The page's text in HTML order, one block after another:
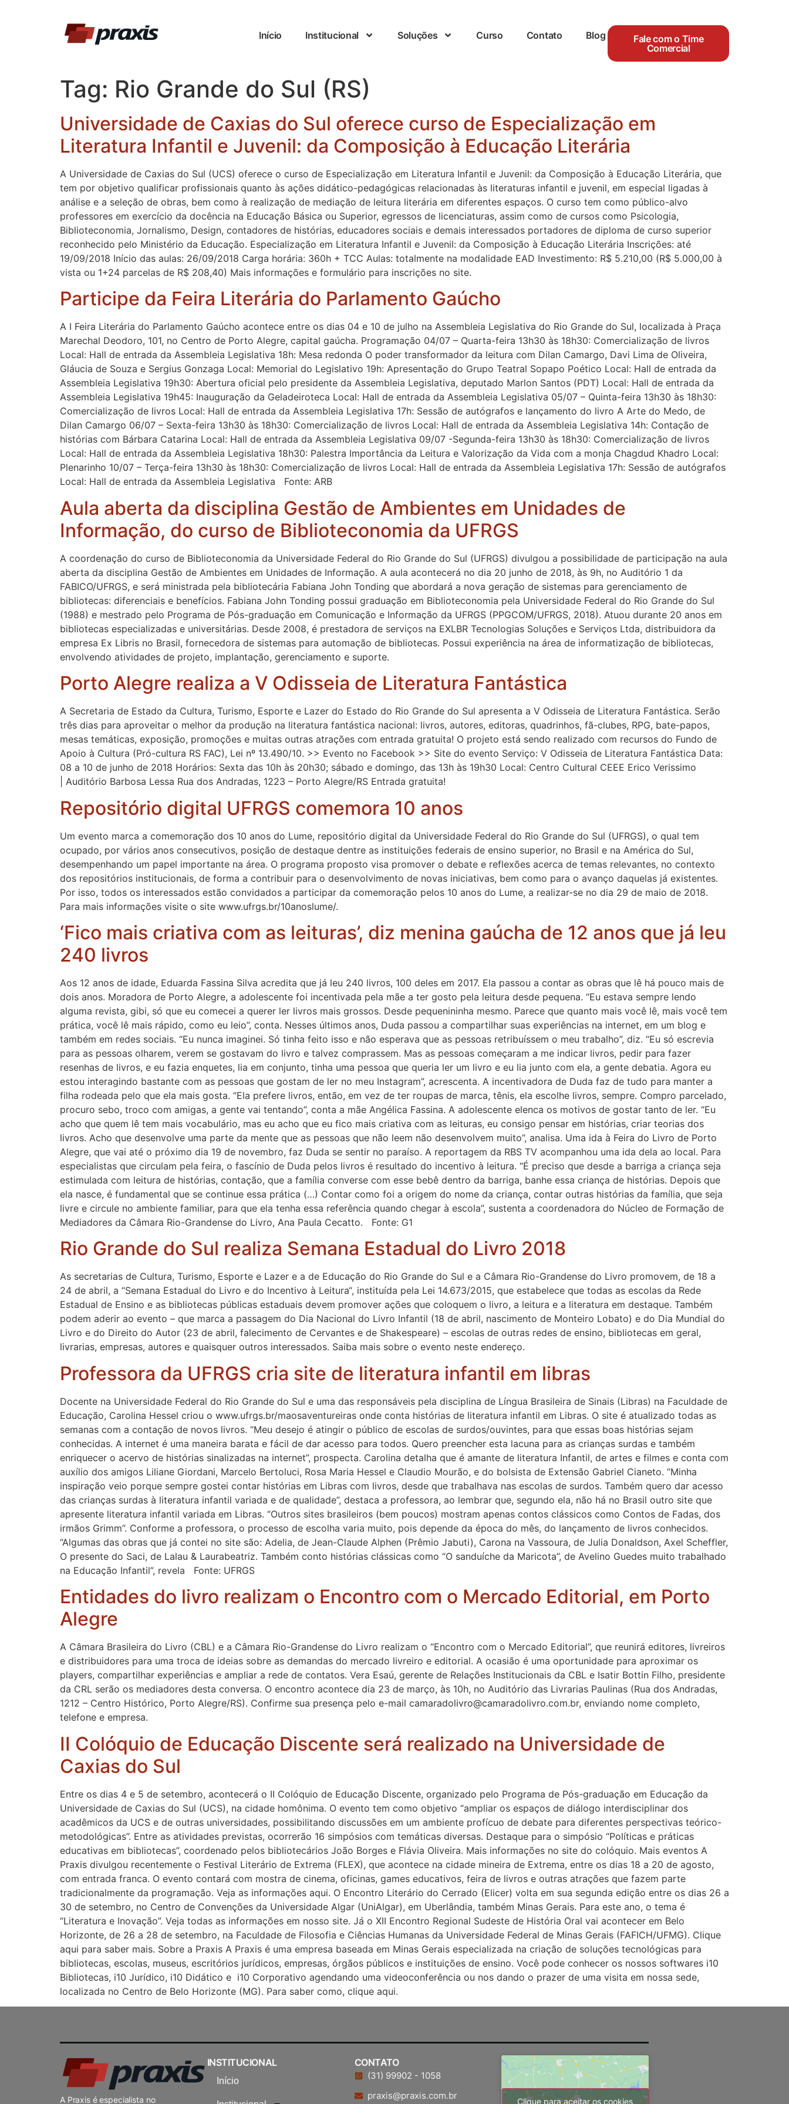
Início Institucional Soluções Curso Contato Blog
Fale com o Time
Comercial
Tag: Rio Grande do Sul (RS)
Universidade de Caxias do Sul oferece curso de Especialização em
Literatura Infantil e Juvenil: da Composição à Educação Literária
A Universidade de Caxias do Sul (UCS) oferece o curso de Especialização em Literatura Infantil e Juvenil: da Composição à Educação Literária, que
tem por objetivo qualificar profissionais quanto às ações didático-pedagógicas relacionadas às literaturas infantil e juvenil, em especial ligadas à
análise e a seleção de obras, bem como à realização de mediação de leitura literária em diferentes espaços. O curso tem como público-alvo
professores em exercício da docência na Educação Básica ou Superior, egressos de licenciaturas, assim como de cursos como Psicologia,
Biblioteconomia, Jornalismo, Design, contadores de histórias, educadores sociais e demais interessados portadores de diploma de curso superior
reconhecido pelo Ministério da Educação. Especialização em Literatura Infantil e Juvenil: da Composição à Educação Literária Inscrições: até
19/09/2018 Início das aulas: 26/09/2018 Carga horária: 360h + TCC Aulas: totalmente na modalidade EAD Investimento: R$ 5.210,00 (R$ 5.000,00 à
vista ou 1+24 parcelas de R$ 208,40) Mais informações e formulário para inscrições no site.
Participe da Feira Literária do Parlamento Gaúcho
A I Feira Literária do Parlamento Gaúcho acontece entre os dias 04 e 10 de julho na Assembleia Legislativa do Rio Grande do Sul, localizada à Praça
Marechal Deodoro, 101, no Centro de Porto Alegre, capital gaúcha. Programação 04/07 – Quarta-feira 13h30 às 18h30: Comercialização de livros
Local: Hall de entrada da Assembleia Legislativa 18h: Mesa redonda O poder transformador da leitura com Dilan Camargo, Davi Lima de Oliveira,
Gláucia de Souza e Sergius Gonzaga Local: Memorial do Legislativo 19h: Apresentação do Grupo Teatral Sopapo Poético Local: Hall de entrada da
Assembleia Legislativa 19h30: Abertura oficial pelo presidente da Assembleia Legislativa, deputado Marlon Santos (PDT) Local: Hall de entrada da
Assembleia Legislativa 19h45: Inauguração da Geladeiroteca Local: Hall de entrada da Assembleia Legislativa 05/07 – Quinta-feira 13h30 às 18h30:
Comercialização de livros Local: Hall de entrada da Assembleia Legislativa 17h: Sessão de autógrafos e lançamento do livro A Arte do Medo, de
Dilan Camargo 06/07 – Sexta-feira 13h30 às 18h30: Comercialização de livros Local: Hall de entrada da Assembleia Legislativa 14h: Contação de
histórias com Bárbara Catarina Local: Hall de entrada da Assembleia Legislativa 09/07 -Segunda-feira 13h30 às 18h30: Comercialização de livros
Local: Hall de entrada da Assembleia Legislativa 18h30: Palestra Importância da Leitura e Valorização da Vida com a monja Chagdud Khadro Local:
Plenarinho 10/07 – Terça-feira 13h30 às 18h30: Comercialização de livros Local: Hall de entrada da Assembleia Legislativa 17h: Sessão de autógrafos
Local: Hall de entrada da Assembleia Legislativa Fonte: ARB
Aula aberta da disciplina Gestão de Ambientes em Unidades de
Informação, do curso de Biblioteconomia da UFRGS
A coordenação do curso de Biblioteconomia da Universidade Federal do Rio Grande do Sul (UFRGS) divulgou a possibilidade de participação na aula
aberta da disciplina Gestão de Ambientes em Unidades de Informação. A aula acontecerá no dia 20 junho de 2018, às 9h, no Auditório 1 da
FABICO/UFRGS, e será ministrada pela bibliotecária Fabiana John Tonding que abordará a nova geração de sistemas para gerenciamento de
bibliotecas: diferenciais e benefícios. Fabiana John Tonding possui graduação em Biblioteconomia pela Universidade Federal do Rio Grande do Sul
(1988) e mestrado pelo Programa de Pós-graduação em Comunicação e Informação da UFRGS (PPGCOM/UFRGS, 2018). Atuou durante 20 anos em
bibliotecas especializadas e universitárias. Desde 2008, é prestadora de serviços na EXLBR Tecnologias Soluções e Serviços Ltda, distribuidora da
empresa Ex Libris no Brasil, fornecedora de sistemas para automação de bibliotecas. Possui experiência na área de informatização de bibliotecas,
envolvendo atividades de projeto, implantação, gerenciamento e suporte.
Porto Alegre realiza a V Odisseia de Literatura Fantástica
A Secretaria de Estado da Cultura, Turismo, Esporte e Lazer do Estado do Rio Grande do Sul apresenta a V Odisseia de Literatura Fantástica. Serão
três dias para aproveitar o melhor da produção na literatura fantástica nacional: livros, autores, editoras, quadrinhos, fã-clubes, RPG, bate-papos,
mesas temáticas, exposição, promoções e muitas outras atrações com entrada gratuita! O projeto está sendo realizado com recursos do Fundo de
Apoio à Cultura (Pró-cultura RS FAC), Lei nº 13.490/10. >> Evento no Facebook >> Site do evento Serviço: V Odisseia de Literatura Fantástica Data:
08 a 10 de junho de 2018 Horários: Sexta das 10h às 20h30; sábado e domingo, das 13h às 19h30 Local: Centro Cultural CEEE Erico Verissimo
| Auditório Barbosa Lessa Rua dos Andradas, 1223 – Porto Alegre/RS Entrada gratuita!
Repositório digital UFRGS comemora 10 anos
Um evento marca a comemoração dos 10 anos do Lume, repositório digital da Universidade Federal do Rio Grande do Sul (UFRGS), o qual tem
ocupado, por vários anos consecutivos, posição de destaque dentre as instituições federais de ensino superior, no Brasil e na América do Sul,
desempenhando um papel importante na área. O programa proposto visa promover o debate e reflexões acerca de temas relevantes, no contexto
dos repositórios institucionais, de forma a contribuir para o desenvolvimento de novas iniciativas, bem como para o avanço daquelas já existentes.
Por isso, todos os interessados estão convidados a participar da comemoração pelos 10 anos do Lume, a realizar-se no dia 29 de maio de 2018.
Para mais informações visite o site www.ufrgs.br/10anoslume/.
‘Fico mais criativa com as leituras’, diz menina gaúcha de 12 anos que já leu
240 livros
Aos 12 anos de idade, Eduarda Fassina Silva acredita que já leu 240 livros, 100 deles em 2017. Ela passou a contar as obras que lê há pouco mais de
dois anos. Moradora de Porto Alegre, a adolescente foi incentivada pela mãe a ter gosto pela leitura desde pequena. “Eu estava sempre lendo
alguma revista, gibi, só que eu comecei a querer ler livros mais grossos. Desde pequenininha mesmo. Parece que quanto mais você lê, mais você tem
prática, você lê mais rápido, como eu leio”, conta. Nesses últimos anos, Duda passou a compartilhar suas experiências na internet, em um blog e
também em redes sociais. “Eu nunca imaginei. Só tinha feito isso e não esperava que as pessoas retribuíssem o meu trabalho”, diz. “Eu só escrevia
para as pessoas olharem, verem se gostavam do livro e talvez comprassem. Mas as pessoas começaram a me indicar livros, pedir para fazer
resenhas de livros, e eu fazia enquetes, lia em conjunto, tinha uma pessoa que queria ler um livro e eu lia junto com ela, a gente debatia. Agora eu
estou interagindo bastante com as pessoas que gostam de ler no meu Instagram”, acrescenta. A incentivadora de Duda faz de tudo para manter a
filha rodeada pelo que ela mais gosta. “Ela prefere livros, então, em vez de ter roupas de marca, tênis, ela escolhe livros, sempre. Compro parcelado,
procuro sebo, troco com amigas, a gente vai tentando”, conta a mãe Angélica Fassina. A adolescente elenca os motivos de gostar tanto de ler. “Eu
acho que quem lê tem mais vocabulário, mas eu acho que eu fico mais criativa com as leituras, eu consigo pensar em histórias, criar teorias dos
livros. Acho que desenvolve uma parte da mente que as pessoas que não leem não desenvolvem muito”, analisa. Uma ida à Feira do Livro de Porto
Alegre, que vai até o próximo dia 19 de novembro, faz Duda se sentir no paraíso. A reportagem da RBS TV acompanhou uma ida dela ao local. Para
especialistas que circulam pela feira, o fascínio de Duda pelos livros é resultado do incentivo à leitura. “É preciso que desde a barriga a criança seja
estimulada com leitura de histórias, contação, que a família converse com esse bebê dentro da barriga, banhe essa criança de histórias. Depois que
ela nasce, é fundamental que se continue essa prática (…) Contar como foi a origem do nome da criança, contar outras histórias da família, que seja
livre e circule no ambiente familiar, para que ela tenha essa referência quando chegar à escola”, sustenta a coordenadora do Núcleo de Formação de
Mediadores da Câmara Rio-Grandense do Livro, Ana Paula Cecatto. Fonte: G1
Rio Grande do Sul realiza Semana Estadual do Livro 2018
As secretarias de Cultura, Turismo, Esporte e Lazer e a de Educação do Rio Grande do Sul e a Câmara Rio-Grandense do Livro promovem, de 18 a
24 de abril, a “Semana Estadual do Livro e do Incentivo à Leitura“, instituída pela Lei 14.673/2015, que estabelece que todas as escolas da Rede
Estadual de Ensino e as bibliotecas públicas estaduais devem promover ações que coloquem o livro, a leitura e a literatura em destaque. Também
podem aderir ao evento – que marca a passagem do Dia Nacional do Livro Infantil (18 de abril, nascimento de Monteiro Lobato) e do Dia Mundial do
Livro e do Direito do Autor (23 de abril, falecimento de Cervantes e de Shakespeare) – escolas de outras redes de ensino, bibliotecas em geral,
livrarias, empresas, autores e quaisquer outros interessados. Saiba mais sobre o evento neste endereço.
Professora da UFRGS cria site de literatura infantil em libras
Docente na Universidade Federal do Rio Grande do Sul e uma das responsáveis pela disciplina de Língua Brasileira de Sinais (Libras) na Faculdade de
Educação, Carolina Hessel criou o www.ufrgs.br/maosaventureiras onde conta histórias de literatura infantil em Libras. O site é atualizado todas as
semanas com a contação de novos livros. “Meu desejo é atingir o público de escolas de surdos/ouvintes, para que essas boas histórias sejam
conhecidas. A internet é uma maneira barata e fácil de dar acesso para todos. Quero preencher esta lacuna para as crianças surdas e também
enriquecer o acervo de histórias sinalizadas na internet”, prospecta. Carolina detalha que é amante de literatura Infantil, de artes e filmes e conta com
auxílio dos amigos Liliane Giordani, Marcelo Bertoluci, Rosa Maria Hessel e Claudio Mourão, e do bolsista de Extensão Gabriel Cianeto. “Minha
inspiração veio porque sempre gostei contar histórias em Libras com livros, desde que trabalhava nas escolas de surdos. Também quero dar acesso
das crianças surdas à literatura infantil variada e de qualidade”, destaca a professora, ao lembrar que, segundo ela, não há no Brasil outro site que
apresente literatura infantil variada em Libras. “Outros sites brasileiros (bem poucos) mostram apenas contos clássicos como Contos de Fadas, dos
irmãos Grimm”. Conforme a professora, o processo de escolha varia muito, pois depende da época do mês, do lançamento de livros conhecidos.
“Algumas das obras que já contei no site são: Adelia, de Jean-Claude Alphen (Prêmio Jabuti), Carona na Vassoura, de Julia Donaldson, Axel Scheffler,
O presente do Saci, de Lalau & Laurabeatriz. Também conto histórias clássicas como “O sanduíche da Maricota”, de Avelino Guedes muito trabalhado
na Educação Infantil”, revela Fonte: UFRGS
Entidades do livro realizam o Encontro com o Mercado Editorial, em Porto
Alegre
A Câmara Brasileira do Livro (CBL) e a Câmara Rio-Grandense do Livro realizam o “Encontro com o Mercado Editorial”, que reunirá editores, livreiros
e distribuidores para uma troca de ideias sobre as demandas do mercado livreiro e editorial. A ocasião é uma oportunidade para aproximar os
players, compartilhar experiências e ampliar a rede de contatos. Vera Esaú, gerente de Relações Institucionais da CBL e Isatir Bottin Filho, presidente
da CRL serão os mediadores desta conversa. O encontro acontece dia 23 de março, às 10h, no Auditório das Livrarias Paulinas (Rua dos Andradas,
1212 – Centro Histórico, Porto Alegre/RS). Confirme sua presença pelo e-mail camaradolivro@camaradolivro.com.br, enviando nome completo,
telefone e empresa.
II Colóquio de Educação Discente será realizado na Universidade de
Caxias do Sul
Entre os dias 4 e 5 de setembro, acontecerá o II Colóquio de Educação Discente, organizado pelo Programa de Pós-graduação em Educação da
Universidade de Caxias do Sul (UCS), na cidade homônima. O evento tem como objetivo “ampliar os espaços de diálogo interdisciplinar dos
acadêmicos da UCS e de outras universidades, possibilitando discussões em um ambiente profícuo de debate para diferentes perspectivas teórico-
metodológicas”. Entre as atividades previstas, ocorrerão 16 simpósios com temáticas diversas. Destaque para o simpósio “Políticas e práticas
educativas em bibliotecas”, coordenado pelos bibliotecários João Borges e Flávia Oliveira. Mais informações no site do colóquio. Mais eventos A
Praxis divulgou recentemente o Festival Literário de Extrema (FLEX), que acontece na cidade mineira de Extrema, entre os dias 18 a 20 de agosto,
com entrada franca. O evento contará com mostra de cinema, oficinas, games educativos, feira de livros e outras atrações que fazem parte
tradicionalmente da programação. Veja as informações aqui. O Encontro Literário do Cerrado (Elicer) volta em sua segunda edição entre os dias 26 a
30 de setembro, no Centro de Convenções da Universidade Algar (UniAlgar), em Uberlândia, também Minas Gerais. Para este ano, o tema é
“Literatura e Inovação”. Veja todas as informações em nosso site. Já o XII Encontro Regional Sudeste de História Oral vai acontecer em Belo
Horizonte, de 26 a 28 de setembro, na Faculdade de Filosofia e Ciências Humanas da Universidade Federal de Minas Gerais (FAFICH/UFMG). Clique
aqui para saber mais. Sobre a Praxis A Praxis é uma empresa baseada em Minas Gerais especializada na criação de soluções tecnológicas para
bibliotecas, escolas, museus, escritórios jurídicos, empresas, órgãos públicos e instituições de ensino. Você pode conhecer os nossos softwares i10
Bibliotecas, i10 Jurídico, i10 Didático e i10 Corporativo agendando uma videoconferência ou nos dando o prazer de uma visita em nossa sede,
localizada no Centro de Belo Horizonte (MG). Para saber como, clique aqui.
A Praxis é especialista no
INSTITUCIONAL
Início
CONTATO
(31) 99902 - 1058
praxis@praxis.com.br
Clique para aceitar os cookies